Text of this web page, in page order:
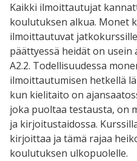
Kaikki ilmoittautujat
koulutuksen alkua. Monet
ilmoittautuvat
päättyessä heidät on
A2.2. Todellisuudessa
ilmoittautumisen hetkellä
kun kielitaito on
joka puoltaa testausta, on
ja kirjoitustaidossa.
kirjoittaa ja tämä rajaa
koulutuksen ulkopuolelle.